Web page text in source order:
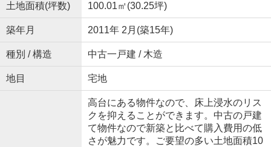
土地面積(坪数) 100.01㎡(30.25坪)
築年月 2011年 2月(築15年)
種別 / 構造 中古一戸建 / 木造
地目 宅地
高台にある物件なので、床上浸水のリス
クを抑えることができます。中古の戸建
て物件なので新築と比べて購入費用の低
さが魅力です。ご要望の多い土地面積10